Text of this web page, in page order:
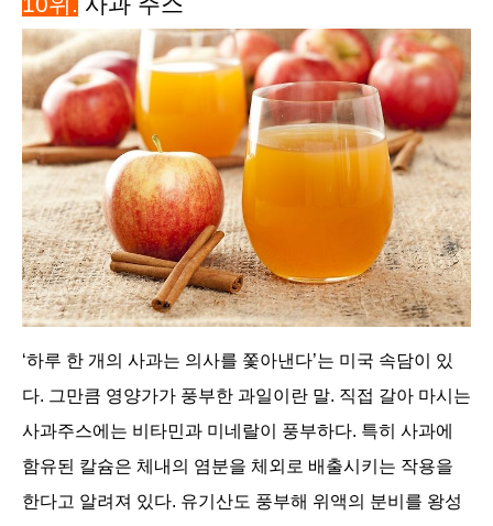
‘하루 한 개의 사과는 의사를 쫓아낸다’는 미국 속담이 있
다. 그만큼 영양가가 풍부한 과일이란 말. 직접 갈아 마시는
사과주스에는 비타민과 미네랄이 풍부하다. 특히 사과에
함유된 칼슘은 체내의 염분을 체외로 배출시키는 작용을
한다고 알려져 있다. 유기산도 풍부해 위액의 분비를 왕성